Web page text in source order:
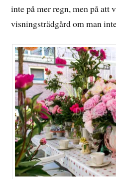
inte på mer regn, men på att
visningsträdgård om man